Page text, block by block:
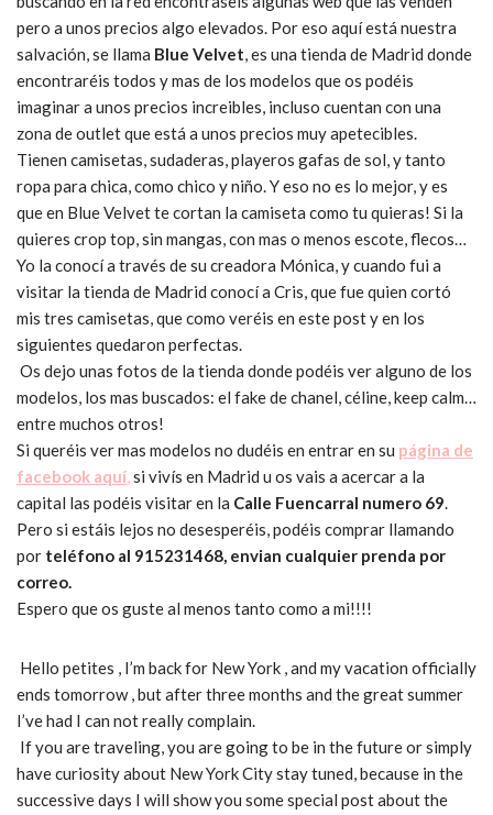
pero a unos precios algo elevados. Por eso aquí está nuestra
salvación, se llama Blue Velvet, es una tienda de Madrid donde
encontraréis todos y mas de los modelos que os podéis
imaginar a unos precios increibles, incluso cuentan con una
zona de outlet que está a unos precios muy apetecibles.
Tienen camisetas, sudaderas, playeros gafas de sol, y tanto
ropa para chica, como chico y niño. Y eso no es lo mejor, y es
que en Blue Velvet te cortan la camiseta como tu quieras! Si la
quieres crop top, sin mangas, con mas o menos escote, flecos…
Yo la conocí a través de su creadora Mónica, y cuando fui a
visitar la tienda de Madrid conocí a Cris, que fue quien cortó
mis tres camisetas, que como veréis en este post y en los
siguientes quedaron perfectas.
Os dejo unas fotos de la tienda donde podéis ver alguno de los
modelos, los mas buscados: el fake de chanel, céline, keep calm…
entre muchos otros!
Si queréis ver mas modelos no dudéis en entrar en su página de
facebook aquí,si vivís en Madrid u os vais a acercar a la
capital las podéis visitar en la Calle Fuencarral numero 69.
Pero si estáis lejos no desesperéis, podéis comprar llamando
por teléfono al 915231468, envian cualquier prenda por
correo.
Espero que os guste al menos tanto como a mi!!!!
Hello petites , I’m back for New York , and my vacation officially
ends tomorrow , but after three months and the great summer
I’ve had I can not really complain.
If you are traveling, you are going to be in the future or simply
have curiosity about New York City stay tuned, because in the
successive days I will show you some special post about the